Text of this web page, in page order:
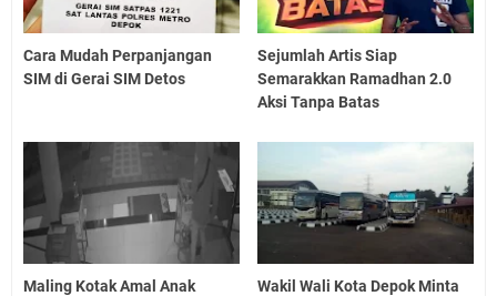
Cara Mudah Perpanjangan
SIM di Gerai SIM Detos
Sejumlah Artis Siap
Semarakkan Ramadhan 2.0
Aksi Tanpa Batas
Maling Kotak Amal Anak
Wakil Wali Kota Depok Minta